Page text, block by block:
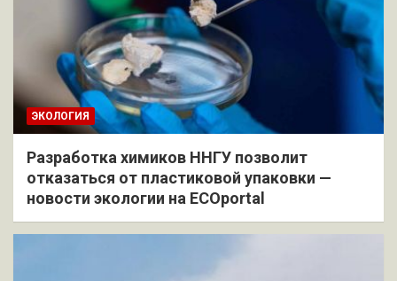
ЭКОЛОГИЯ
Разработка химиков ННГУ позволит
отказаться от пластиковой упаковки —
новости экологии на ECOportal